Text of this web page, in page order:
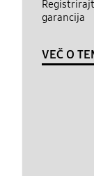
garancija
VEČ O